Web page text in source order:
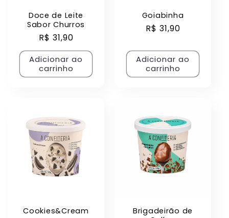
Doce de Leite
Sabor Churros
Preço
normal
R$ 31,90
Adicionar ao
carrinho
Goiabinha
Preço
R$ 31,90
Adicionar ao
carrinho
Cookies&Cream
Brigadeirão de